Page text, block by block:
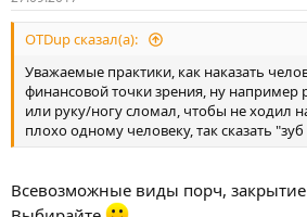
OTDup сказал(а):
Уважаемые практики, как наказать
финансовой точки зрения, ну например
или руку/ногу сломал, чтобы не ходил
плохо одному человеку, так сказать "зуб
Всевозможные виды порч, закрытие